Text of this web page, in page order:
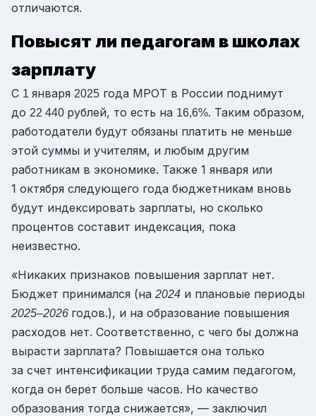
отличаются.
Повысят ли педагогам в школах
зарплату
С 1 января 2025 года МРОТ в России поднимут
до 22 440 рублей, то есть на 16,6%. Таким образом,
работодатели будут обязаны платить не меньше
этой суммы и учителям, и любым другим
работникам в экономике. Также 1 января или
1 октября следующего года бюджетникам вновь
будут индексировать зарплаты, но сколько
процентов составит индексация, пока
неизвестно.
«Никаких признаков повышения зарплат нет.
Бюджет принимался (на 2024 и плановые периоды
2025–2026 годов.), и на образование повышения
расходов нет. Соответственно, с чего бы должна
вырасти зарплата? Повышается она только
за счет интенсификации труда самим педагогом,
когда он берет больше часов. Но качество
образования тогда снижается», — заключил